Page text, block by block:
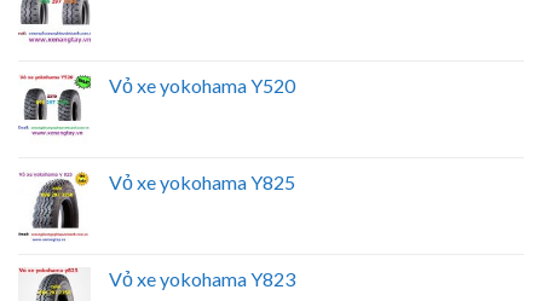
Vỏ xe yokohama Y520
Vỏ xe yokohama Y825
Vỏ xe yokohama Y823